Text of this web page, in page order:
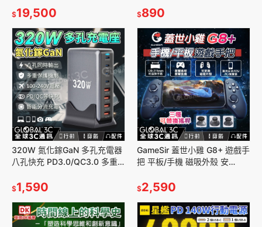
$19,500 $890
320W 氮化鎵GaN 多孔充電器
八孔快充 PD3.0/QC3.0 多重
機
$1,590
GameSir 蓋世小雞 G8+ 遊戲手
把 平板/手機 磁吸外殼 安
限寬度
$2,590